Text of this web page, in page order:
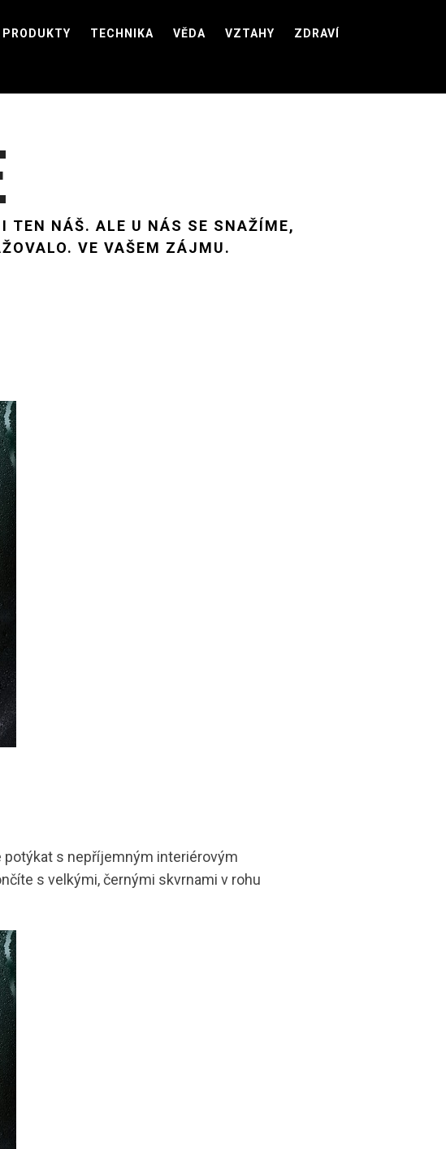
PRODUKTY TECHNIKA VĚDA VZTAHY ZDRAVÍ
TEN NÁŠ. ALE U NÁS SE SNAŽÍME,
VE VAŠEM ZÁJMU.
potýkat s nepříjemným interiérovým
s velkými, černými skvrnami v rohu